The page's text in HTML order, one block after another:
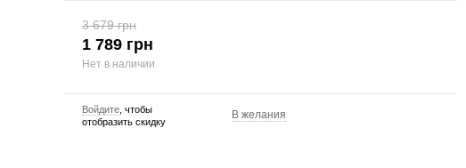
3 679 грн
1 789 грн
Нет в наличии
Войдите , чтобы
отобразить скидку
В желания